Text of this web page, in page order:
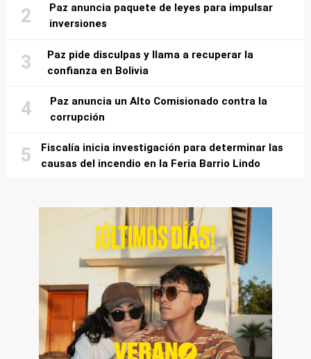
Paz anuncia paquete de leyes para impulsar
inversiones
Paz pide disculpas y llama a recuperar la
confianza en Bolivia
Paz anuncia un Alto Comisionado contra la
corrupción
Fiscalía inicia investigación para determinar las
causas del incendio en la Feria Barrio Lindo